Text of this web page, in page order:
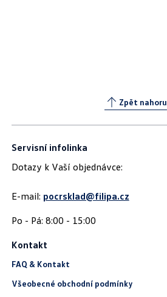
Zpět nahoru
Servisní infolinka
Dotazy k Vaší objednávce:
E-mail: pocrsklad@filipa.cz
Kontakt
FAQ & Kontakt
Všeobecné obchodní podmínky